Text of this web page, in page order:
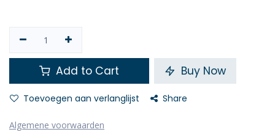
Add to Cart Buy Now
Toevoegen aan verlanglijst Share
Algemene voorwaarden